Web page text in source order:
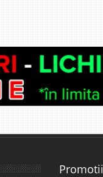
Promotii